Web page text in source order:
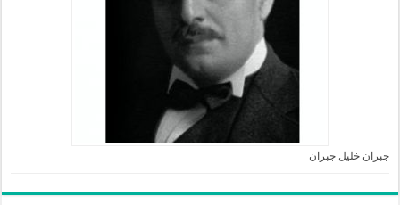
جبران خليل جبران